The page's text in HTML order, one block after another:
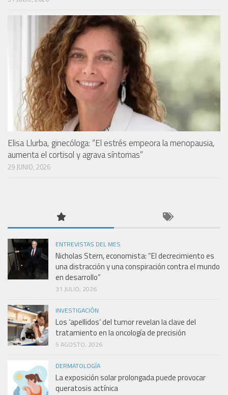
Elisa Llurba, ginecóloga: “El estrés empeora la menopausia,
aumenta el cortisol y agrava síntomas”
29 JUNIO, 2026
ENTREVISTAS DEL MES
Nicholas Stern, economista: “El decrecimiento es
una distracción y una conspiración contra el mundo
en desarrollo”
31 JULIO, 2026
INVESTIGACIÓN
Los ‘apellidos’ del tumor revelan la clave del
tratamiento en la oncología de precisión
5 AGOSTO, 2026
DERMATOLOGÍA
La exposición solar prolongada puede provocar
queratosis actínica